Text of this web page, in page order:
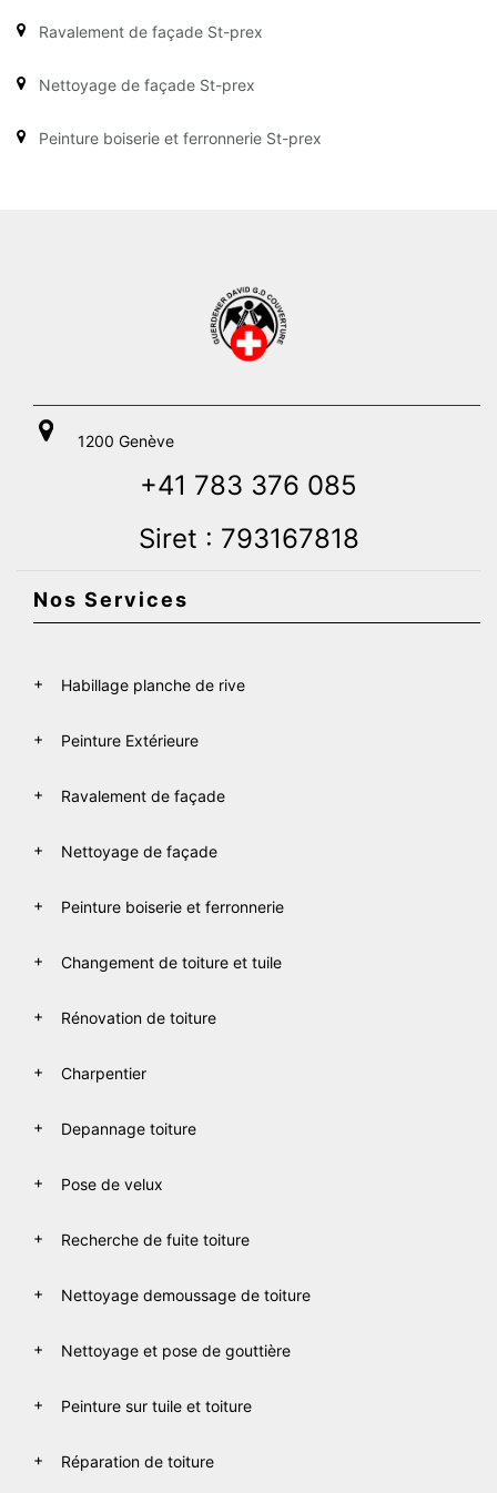
Ravalement de façade St-prex
Nettoyage de façade St-prex
Peinture boiserie et ferronnerie St-prex
1200 Genève
+41 783 376 085
Siret : 793167818
Nos Services
Habillage planche de rive
Peinture Extérieure
Ravalement de façade
Nettoyage de façade
Peinture boiserie et ferronnerie
Changement de toiture et tuile
Rénovation de toiture
Charpentier
Depannage toiture
Pose de velux
Recherche de fuite toiture
Nettoyage demoussage de toiture
Nettoyage et pose de gouttière
Peinture sur tuile et toiture
Réparation de toiture